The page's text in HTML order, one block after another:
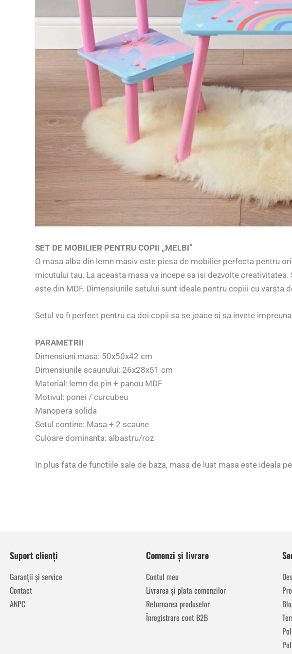
SET DE MOBILIER PENTRU COPII „MELBI”
O masa alba din lemn masiv este piesa de mobilier perfecta pentru
micutului tau. La aceasta masa va incepe sa isi dezvolte
este din MDF. Dimensiunile setului sunt ideale pentru copiii cu varsta
Setul va fi perfect pentru ca doi copii sa se joace si sa invete
PARAMETRII
Dimensiuni masa: 50x50x42 cm
Dimensiunile scaunului: 26x28x51 cm
Material: lemn de pin + panou MDF
Motivul: ponei / curcubeu
Manopera solida
Setul contine: Masa + 2 scaune
Culoare dominanta: albastru/roz
In plus fata de functiile sale de baza, masa de luat masa este ideala
Suport clienți
Garanții și service
Contact
ANPC
Comenzi și livrare
Contul meu
Livrarea și plata comenzilor
Returnarea produselor
Înregistrare cont B2B